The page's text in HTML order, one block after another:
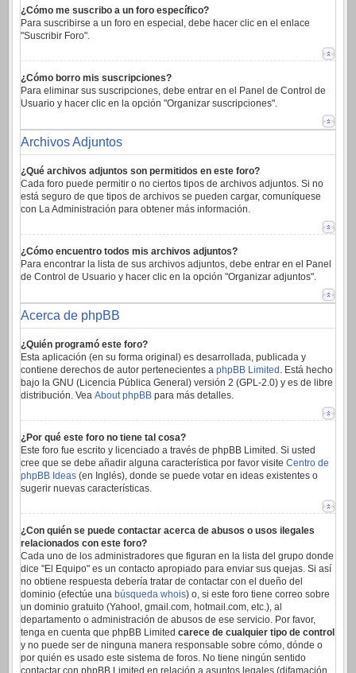
¿Cómo me suscribo a un foro específico?
Para suscribirse a un foro en especial, debe hacer clic en el enlace
"Suscribir Foro".
¿Cómo borro mis suscripciones?
Para eliminar sus suscripciones, debe entrar en el Panel de Control de
Usuario y hacer clic en la opción "Organizar suscripciones".
Archivos Adjuntos
¿Qué archivos adjuntos son permitidos en este foro?
Cada foro puede permitir o no ciertos tipos de archivos adjuntos. Si no
está seguro de que tipos de archivos se pueden cargar, comuníquese
con La Administración para obtener más información.
¿Cómo encuentro todos mis archivos adjuntos?
Para encontrar la lista de sus archivos adjuntos, debe entrar en el Panel
de Control de Usuario y hacer clic en la opción "Organizar adjuntos".
Acerca de phpBB
¿Quién programó este foro?
Esta aplicación (en su forma original) es desarrollada, publicada y
contiene derechos de autor pertenecientes a phpBB Limited . Está hecho
bajo la GNU (Licencia Pública General) versión 2 (GPL-2.0) y es de libre
distribución. Vea About phpBB para más detalles.
¿Por qué este foro no tiene tal cosa?
Este foro fue escrito y licenciado a través de phpBB Limited. Si usted
cree que se debe añadir alguna característica por favor visite Centro de
phpBB Ideas (en Inglés), donde se puede votar en ideas existentes o
sugerir nuevas características.
¿Con quién se puede contactar acerca de abusos o usos ilegales
relacionados con este foro?
Cada uno de los administradores que figuran en la lista del grupo donde
dice "El Equipo" es un contacto apropiado para enviar sus quejas. Si así
no obtiene respuesta debería tratar de contactar con el dueño del
dominio (efectúe una búsqueda whois) o, si este foro tiene correo sobre
un dominio gratuito (Yahoo!, gmail.com, hotmail.com, etc.), al
departamento o administración de abusos de ese servicio. Por favor,
tenga en cuenta que phpBB Limited carece de cualquier tipo de control
y no puede ser de ninguna manera responsable sobre cómo, dónde o
por quién es usado este sistema de foros. No tiene ningún sentido
contactar con phpBB Limited en relación a asuntos legales (difamación,